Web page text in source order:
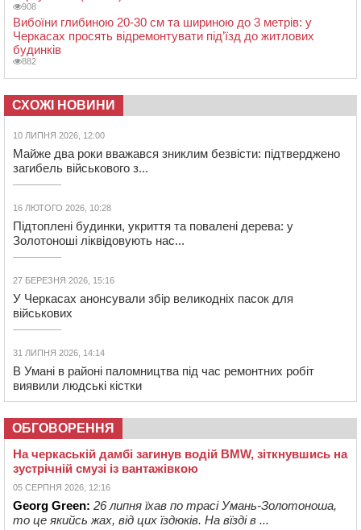
908
Вибоїни глибиною 20-30 см та шириною до 3 метрів: у
Черкасах просять відремонтувати під’їзд до житлових
будинків
882
СХОЖІ НОВИНИ
10 ЛИПНЯ 2026, 12:00
Майже два роки вважався зниклим безвісти: підтверджено
загибель військового з...
16 ЛЮТОГО 2026, 10:28
Підтоплені будинки, укриття та повалені дерева: у
Золотоноші ліквідовують нас...
27 БЕРЕЗНЯ 2026, 15:16
У Черкасах анонсували збір великодніх пасок для
військових
31 ЛИПНЯ 2026, 14:14
В Умані в районі паломництва під час ремонтних робіт
виявили людські кістки
ОБГОВОРЕННЯ
На черкаській дамбі загинув водій BMW, зіткнувшись на
зустрічній смузі із вантажівкою
05 СЕРПНЯ 2026, 12:16
Georg Green: 26 липня їхав по трасі Умань-Золотоноша,
то це якийсь жах, від цих їздюків. На вїзді в ...